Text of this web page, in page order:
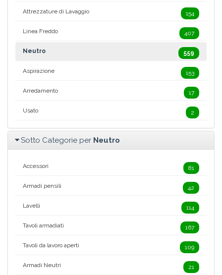
Attrezzature di Lavaggio 154
Linea Freddo 407
Neutro 559
Aspirazione 153
Arredamento 17
Usato 2
Sotto Categorie per Neutro
Accessori 81
Armadi pensili 42
Lavelli 114
Tavoli armadiati 167
Tavoli da lavoro aperti 109
Armadi Neutri 21